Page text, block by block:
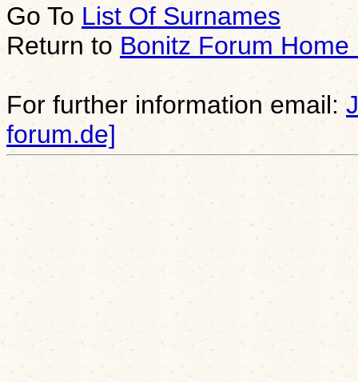
Go To List Of Surnames
Return to Bonitz Forum Home
For further information email:
forum.de]